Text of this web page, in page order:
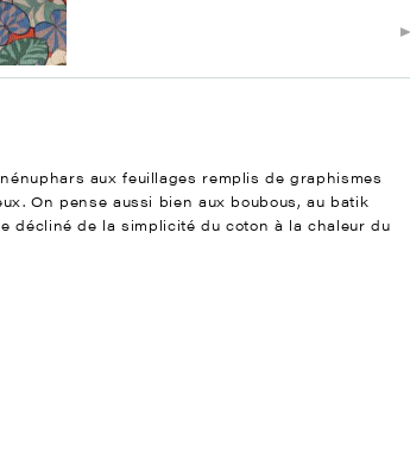
aux feuillages remplis de graphismes
On pense aussi bien aux boubous, au batik
décliné de la simplicité du coton à la chaleur du